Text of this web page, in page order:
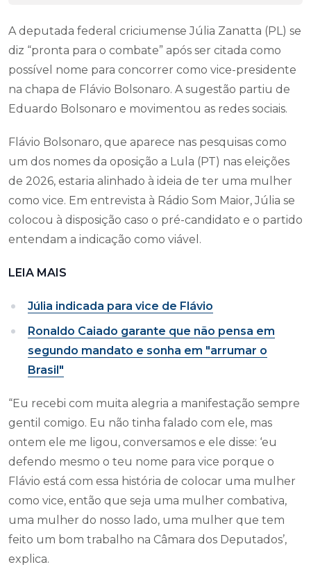
A deputada federal criciumense Júlia Zanatta (PL) se
diz “pronta para o combate” após ser citada como
possível nome para concorrer como vice-presidente
na chapa de Flávio Bolsonaro. A sugestão partiu de
Eduardo Bolsonaro e movimentou as redes sociais.
Flávio Bolsonaro, que aparece nas pesquisas como
um dos nomes da oposição a Lula (PT) nas eleições
de 2026, estaria alinhado à ideia de ter uma mulher
como vice. Em entrevista à Rádio Som Maior, Júlia se
colocou à disposição caso o pré-candidato e o partido
entendam a indicação como viável.
LEIA MAIS
Júlia indicada para vice de Flávio
Ronaldo Caiado garante que não pensa em
segundo mandato e sonha em "arrumar o
Brasil"
“Eu recebi com muita alegria a manifestação sempre
gentil comigo. Eu não tinha falado com ele, mas
ontem ele me ligou, conversamos e ele disse: ‘eu
defendo mesmo o teu nome para vice porque o
Flávio está com essa história de colocar uma mulher
como vice, então que seja uma mulher combativa,
uma mulher do nosso lado, uma mulher que tem
feito um bom trabalho na Câmara dos Deputados’,
explica.